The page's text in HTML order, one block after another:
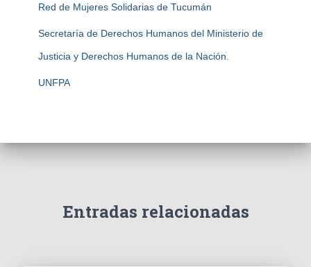
Red de Mujeres Solidarias de Tucumán
Secretaría de Derechos Humanos del Ministerio de
Justicia y Derechos Humanos de la Nación.
UNFPA
Entradas relacionadas